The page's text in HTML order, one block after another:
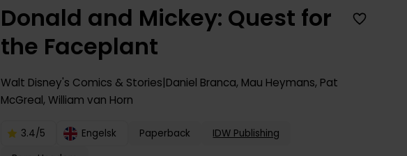
Donald and Mickey: Quest for
the Faceplant
Walt Disney's Comics & Stories Daniel Branca, Mau Heymans, Pat
McGreal,William van Horn
3.4/5 Engelsk Paperback
IDW Publishing